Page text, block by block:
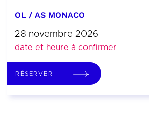
OL / AS MONACO
28 novembre 2026
date et heure à confirmer
RÉSERVER